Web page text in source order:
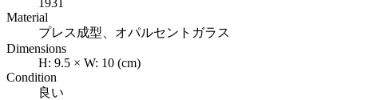
Material
プレス成型、オパルセントガラス
Dimensions
H: 9.5 × W: 10 (cm)
Condition
良い